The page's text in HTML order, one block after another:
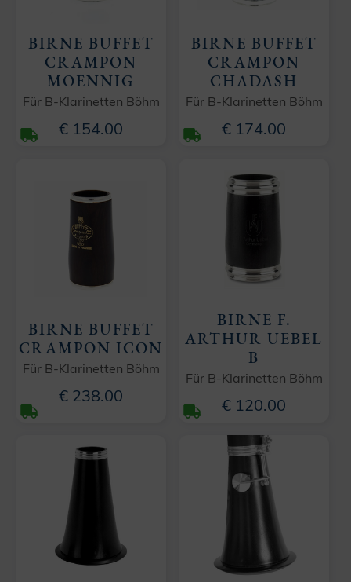
BIRNE BUFFET
CRAMPON
MOENNIG
Für B-Klarinetten Böhm
€ 154.00
BIRNE BUFFET
CRAMPON
CHADASH
Für B-Klarinetten Böhm
€ 174.00
BIRNE BUFFET
CRAMPON ICON
Für B-Klarinetten Böhm
€ 238.00
BIRNE F.
ARTHUR UEBEL
B
Für B-Klarinetten Böhm
€ 120.00